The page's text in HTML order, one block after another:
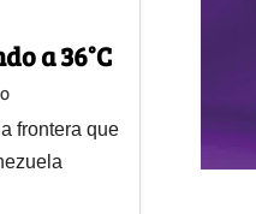
a 36°C
frontera que